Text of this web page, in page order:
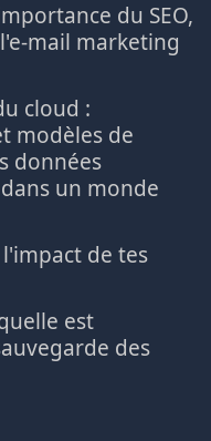
du SEO,
mail marketing
cloud :
modèles de
données
un monde
de tes
est
des